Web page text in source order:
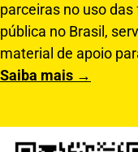
parceiras no uso
pública no Brasil,
material de apoio
Saiba mais →